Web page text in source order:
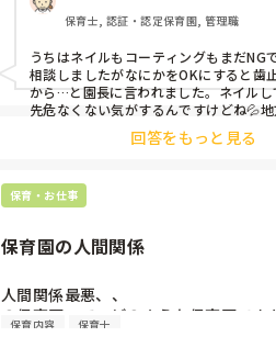
そもそもどうしてネイルがNGだった
だんわからなくなって来ました笑
他の園ではどのような感じなのか教え
嬉しいです。
保育士, 認証・認定保育園, 管理職
うちはネイルもコーティングもまだNG
相談しましたがなにかをOKにすると歯
から…と園長に言われました。ネイル
先危なくない気がするんですけどね💦
な認可外保育所などはネイルOKのとこ
回答をもっと見る
保育・お仕事
保育園の人間関係
人間関係最悪、、
の保育園って、どのような保育園です
保育内容 保育士